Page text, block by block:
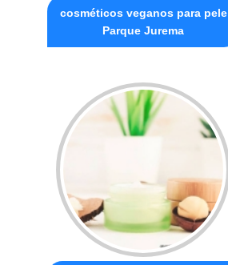
cosméticos veganos para pele
Parque Jurema